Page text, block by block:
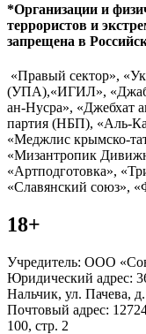
*Организации и
террористов и
запрещена в
«Правый сектор»,
(УПА),«ИГИЛ»,
ан-Нусра», «Джебхат
партия (НБП), «Аль-
«Меджлис крымско-
«Мизантропик
«Артподготовка»,
«Славянский союз»,
18+
Учредитель: ООО
Юридический адрес:
Нальчик, ул. Пачева,
Почтовый адрес:
100, стр. 2